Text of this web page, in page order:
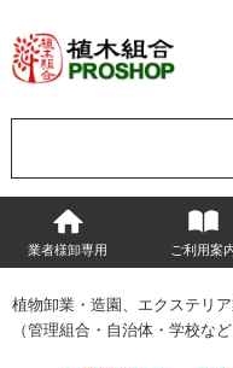
業者様卸専用 ご利用案
植物卸業・造園、エクステリ
（管理組合・自治体・学校